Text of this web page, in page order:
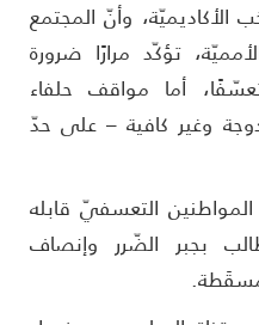
وأنّ المجتمع
تؤكّد مرارًا ضرورة
أما مواقف حلفاء
كافية – على حدّ
التعسفيّ قابله
الضّرر وإنصاف